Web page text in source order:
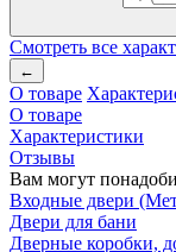
Смотреть все
←
О товаре
О товаре
Характеристики
Отзывы
Вам могут
Входные двери
Двери для бани
Дверные коробки,